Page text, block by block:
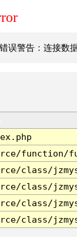
误警告：连接数
function/
class/
class/
class/
class/